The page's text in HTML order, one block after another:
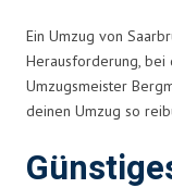
Ein Umzug von
Herausforderung, bei
Umzugsmeister
deinen Umzug so